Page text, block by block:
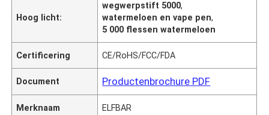
Hoog licht:
wegwerpstift 5000,
watermeloen en vape pen,
5 000 flessen watermeloen
Certificering CE/RoHS/FCC/FDA
Document Productenbrochure PDF
Merknaam ELFBAR